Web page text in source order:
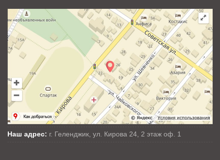
Наш адрес: г. Геленджик, ул. Кирова 24, 2 этаж оф. 1